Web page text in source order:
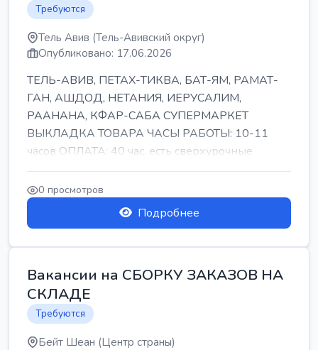
Требуются
Тель Авив (Тель-Авивский округ)
Опубликовано: 17.06.2026
ТЕЛЬ-АВИВ, ПЕТАХ-ТИКВА, БАТ-ЯМ, РАМАТ-
ГАН, АШДОД, НЕТАНИЯ, ИЕРУСАЛИМ,
РААНАНА, КФАР-САБА СУПЕРМАРКЕТ
ВЫКЛАДКА ТОВАРА ЧАСЫ РАБОТЫ: 10-11
часов ОПЛАТА: 40 час, есть сверхурочные
ПИТАНИЕ ЕСТЬ Для синих б...
0 просмотров
Подробнее
Вакансии на СБОРКУ ЗАКАЗОВ НА
СКЛАДЕ
Требуются
Бейт Шеан (Центр страны)